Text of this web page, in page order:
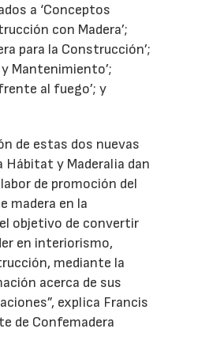
a ‘Conceptos
con Madera’;
para la Construcción’;
Mantenimiento’;
al fuego’; y
de estas dos nuevas
Hábitat y Maderalia dan
de promoción del
madera en la
objetivo de convertir
en interiorismo,
mediante la
acerca de sus
explica Francis
de Confemadera